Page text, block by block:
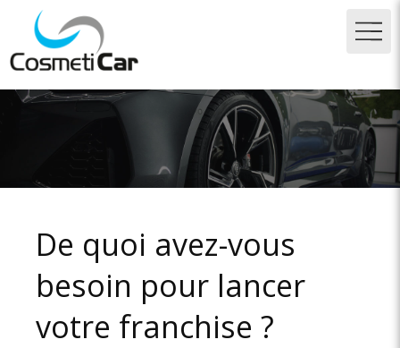
De quoi avez-vous
besoin pour lancer
votre franchise ?